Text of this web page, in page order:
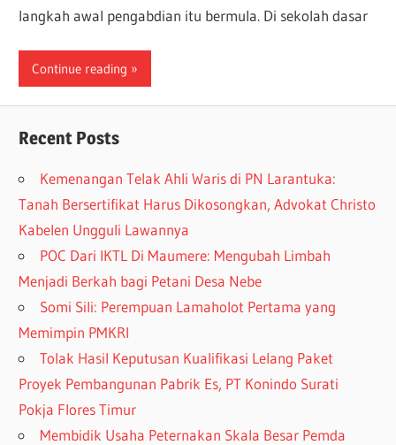
langkah awal pengabdian itu bermula. Di sekolah dasar
Continue reading
Recent Posts
Kemenangan Telak Ahli Waris di PN Larantuka:
Tanah Bersertifikat Harus Dikosongkan, Advokat Christo
Kabelen Ungguli Lawannya
POC Dari IKTL Di Maumere: Mengubah Limbah
Menjadi Berkah bagi Petani Desa Nebe
Somi Sili: Perempuan Lamaholot Pertama yang
Memimpin PMKRI
Tolak Hasil Keputusan Kualifikasi Lelang Paket
Proyek Pembangunan Pabrik Es, PT Konindo Surati
Pokja Flores Timur
Membidik Usaha Peternakan Skala Besar Pemda